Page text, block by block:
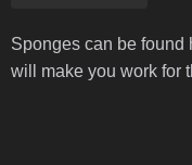
Sponges can be found
will make you work for